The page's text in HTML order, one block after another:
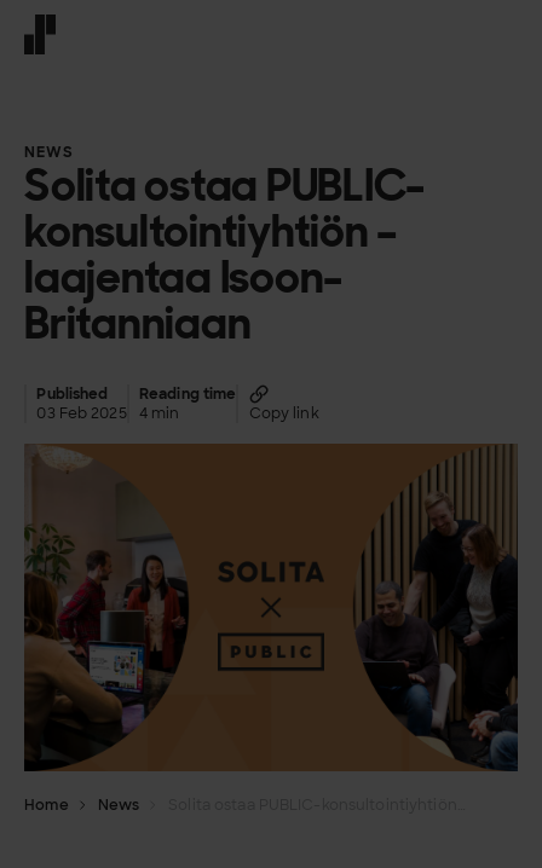
NEWS
Solita ostaa PUBLIC-
konsultointiyhtiön –
laajentaa Isoon-
Britanniaan
Published
03 Feb 2025
Reading time
4 min
Copy link
Home News